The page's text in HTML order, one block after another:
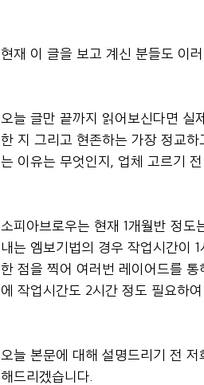
현재 이 글을 보고 계신 분들도 이
오늘 글만 끝까지 읽어보신다면 실
한 지 그리고 현존하는 가장 정교
는 이유는 무엇인지, 업체 고르기
소피아브로우는 현재 1개월반 정
내는 엠보기법의 경우 작업시간이
한 점을 찍어 여러번 레이어드를
에 작업시간도 2시간 정도 필요하
오늘 본문에 대해 설명드리기 전
해드리겠습니다.